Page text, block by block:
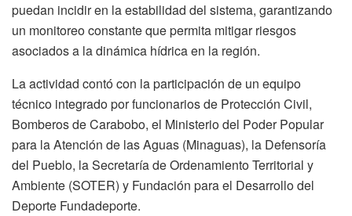
puedan incidir en la estabilidad del sistema, garantizando
un monitoreo constante que permita mitigar riesgos
asociados a la dinámica hídrica en la región.
La actividad contó con la participación de un equipo
técnico integrado por funcionarios de Protección Civil,
Bomberos de Carabobo, el Ministerio del Poder Popular
para la Atención de las Aguas (Minaguas), la Defensoría
del Pueblo, la Secretaría de Ordenamiento Territorial y
Ambiente (SOTER) y Fundación para el Desarrollo del
Deporte Fundadeporte.